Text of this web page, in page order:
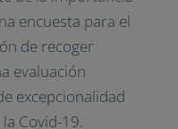
encuesta para el
de recoger
evaluación
excepcionalidad
Covid-19.